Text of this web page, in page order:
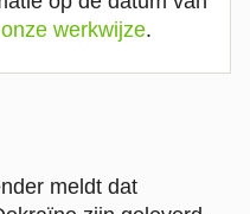
werkwijze.
meldt dat